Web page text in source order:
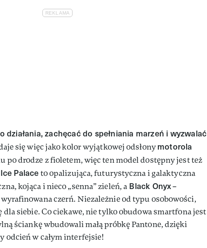
działania, zachęcać do spełniania marzeń i wyzwalać
się więc jako kolor wyjątkowej odsłonymotorola
po drodze z fioletem, więc ten model dostępny jest też
Ice Palaceto opalizująca, futurystyczna i galaktyczna
kojąca i nieco „senna” zieleń, a Black Onyx–
czerń. Niezależnie od typu osobowości,
siebie. Co ciekawe, nie tylko obudowa smartfona jest
ściankę wbudowali małą próbkę Pantone, dzięki
odcień w całym interfejsie!